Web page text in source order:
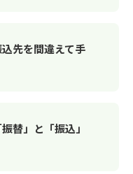
先を間違えて手
替」と「振込」